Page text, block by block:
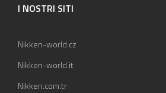
I NOSTRI SITI
Nikken-world.cz
Nikken-world.it
Nikken.com.tr